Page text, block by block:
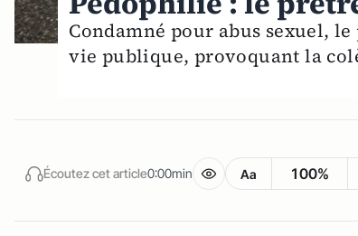
Condamné pour abus sexuel,
vie publique, provoquant la
Écoutez cet article0:00min Aa 100%